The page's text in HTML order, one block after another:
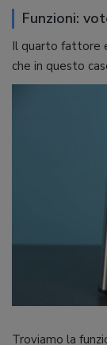
Funzioni:
Il quarto fattore
che in questo
Troviamo la